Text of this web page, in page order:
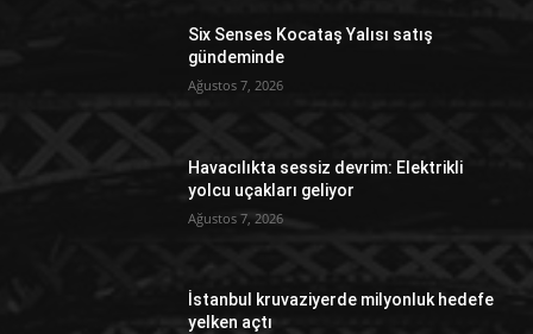
Six Senses Kocataş Yalısı satış
gündeminde
Ağustos 7, 2026
Havacılıkta sessiz devrim: Elektrikli
yolcu uçakları geliyor
Ağustos 7, 2026
İstanbul kruvaziyerde milyonluk hedefe
yelken açtı